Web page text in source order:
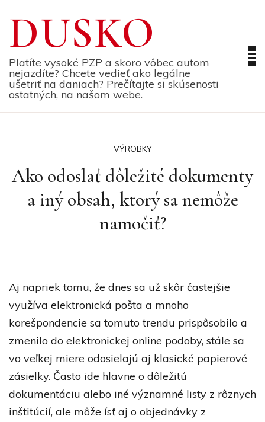
content
DUSKO
Platíte vysoké PZP a skoro vôbec autom
nejazdíte? Chcete vedieť ako legálne
ušetriť na daniach? Prečítajte si skúsenosti
ostatných, na našom webe.
VÝROBKY
Ako odoslať dôležité dokumenty
a iný obsah, ktorý sa nemôže
namočiť?
Aj napriek tomu, že dnes sa už skôr častejšie
využíva elektronická pošta a mnoho
korešpondencie sa tomuto trendu prispôsobilo a
zmenilo do elektronickej online podoby, stále sa
vo veľkej miere odosielajú aj klasické papierové
zásielky. Často ide hlavne o dôležitú
dokumentáciu alebo iné významné listy z rôznych
inštitúcií, ale môže ísť aj o objednávky z